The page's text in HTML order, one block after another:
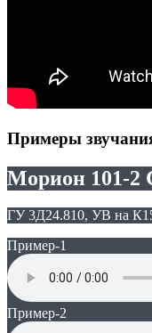
Примеры
Морион 101-2
ГУ 3Д24.810, УВ на
Пример-1
Пример-2